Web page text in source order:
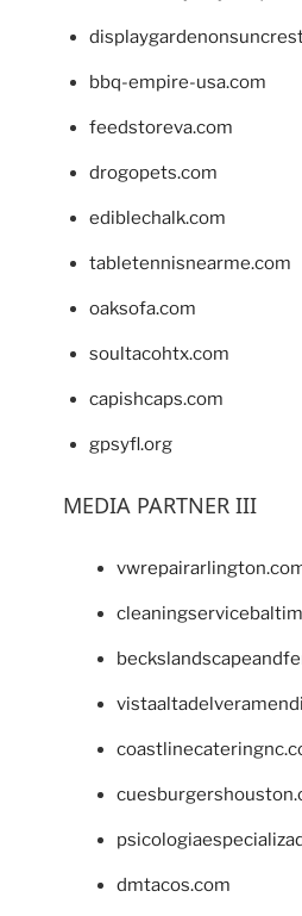
bbq-empire-usa.com
feedstoreva.com
drogopets.com
ediblechalk.com
tabletennisnearme.com
oaksofa.com
soultacohtx.com
capishcaps.com
gpsyfl.org
MEDIA PARTNER III
dmtacos.com